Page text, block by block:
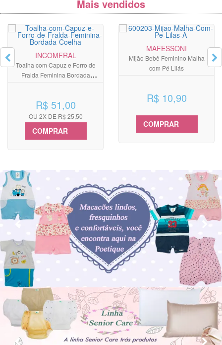
Mais vendidos
INCOMFRAL
Toalha com Capuz e Forro de
Fralda Feminina Bordada
R$ 51,00
OU 2X DE R$ 25,50
COMPRAR
MAFESSONI
Mijão Bebê Feminino Malha
com Pé Lilás
R$ 10,90
COMPRAR